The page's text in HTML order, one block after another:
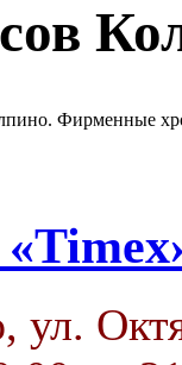
Фирменные
ул.